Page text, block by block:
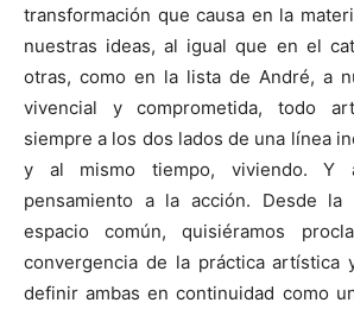
transformación que causa en la
nuestras ideas, al igual que en el
otras, como en la lista de André, a
vivencial y comprometida, todo
siempre a los dos lados de una línea
y al mismo tiempo, viviendo. Y
pensamiento a la acción. Desde la
espacio común, quisiéramos
convergencia de la práctica artística
definir ambas en continuidad como